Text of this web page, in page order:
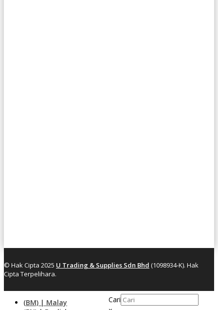
Cari
© Hak Cipta 2025 U Trading & Supplies Sdn Bhd (1098934-K). Hak
Cipta Terpelihara.